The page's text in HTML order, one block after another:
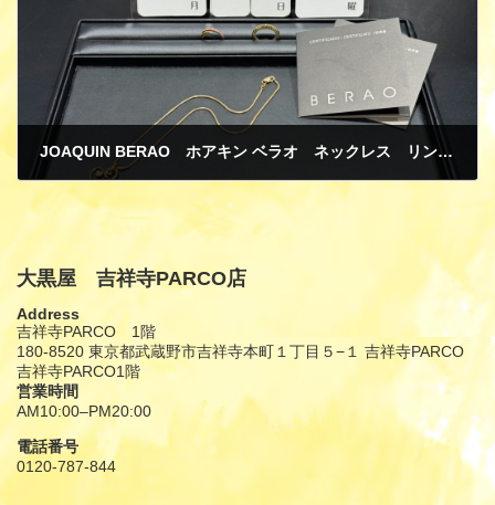
JOAQUIN BERAO ホアキン ベラオ ネックレス リング 指輪 750 K18 イエローゴールド ダイヤモンド ピンクサファイア スペインジュエリー 買取
9月 15, 2025
大黒屋 吉祥寺PARCO店
Address
吉祥寺PARCO 1階
180-8520 東京都武蔵野市吉祥寺本町１丁目５−１ 吉祥寺PARCO
吉祥寺PARCO1階
営業時間
AM10:00–PM20:00
電話番号
0120-787-844